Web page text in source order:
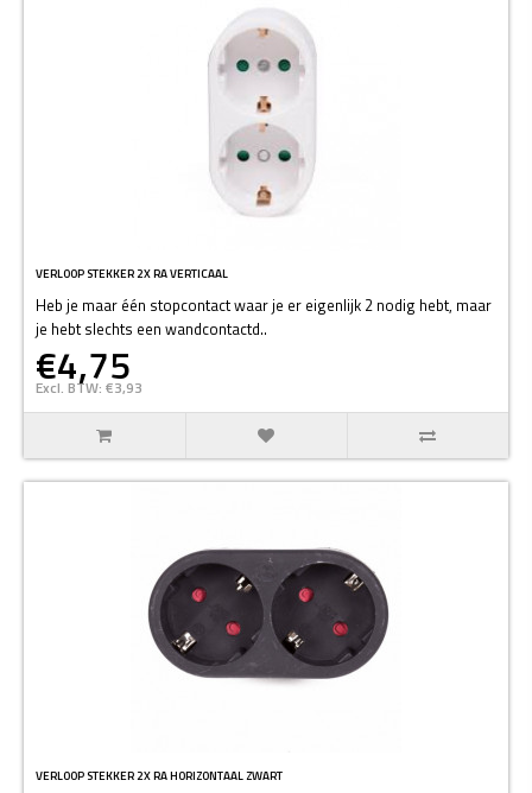
VERLOOP STEKKER 2X RA VERTICAAL
Heb je maar één stopcontact waar je er eigenlijk 2 nodig hebt, maar
je hebt slechts een wandcontactd..
€4,75
Excl. BTW: €3,93
VERLOOP STEKKER 2X RA HORIZONTAAL ZWART